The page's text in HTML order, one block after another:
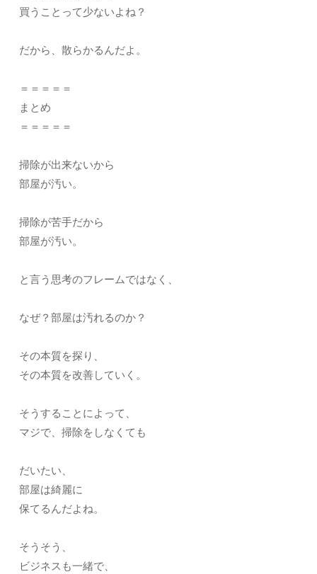
買うことって少ないよね？
だから、散らかるんだよ。
＝＝＝＝＝
まとめ
＝＝＝＝＝
掃除が出来ないから
部屋が汚い。
掃除が苦手だから
部屋が汚い。
と言う思考のフレームではなく、
なぜ？部屋は汚れるのか？
その本質を探り、
その本質を改善していく。
そうすることによって、
マジで、掃除をしなくても
だいたい、
部屋は綺麗に
保てるんだよね。
そうそう、
ビジネスも一緒で、